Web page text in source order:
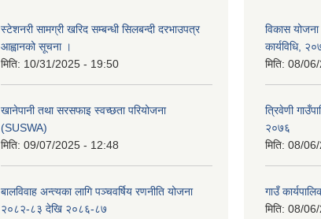
स्टेशनरी सामग्री खरिद सम्बन्धी सिलबन्दी दरभाउपत्र
आह्वानको सूचना ।
मिति: 10/31/2025 - 19:50
खानेपानी तथा सरसफाइ स्वच्छता परियोजना
(SUSWA)
मिति: 09/07/2025 - 12:48
बालविवाह अन्त्यका लागि पञ्चवर्षिय रणनीति योजना
२०८२-८३ देखि २०८६-८७
विकास
कार्यविधि,
मिति: 08/
त्रिवेणी
२०७६
मिति: 08/
गाउँ
मिति: 08/